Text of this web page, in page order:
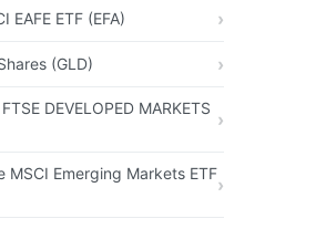
EAFE ETF (EFA)
(GLD)
DEVELOPED MARKETS
MSCI Emerging Markets ETF